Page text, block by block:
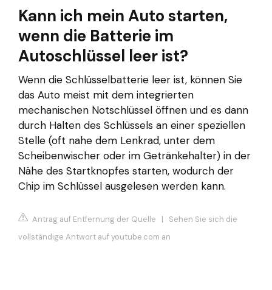
Kann ich mein Auto starten,
wenn die Batterie im
Autoschlüssel leer ist?
Wenn die Schlüsselbatterie leer ist, können Sie
das Auto meist mit dem integrierten
mechanischen Notschlüssel öffnen und es dann
durch Halten des Schlüssels an einer speziellen
Stelle (oft nahe dem Lenkrad, unter dem
Scheibenwischer oder im Getränkehalter) in der
Nähe des Startknopfes starten, wodurch der
Chip im Schlüssel ausgelesen werden kann.
Antrag auf Entfernung der Quelle | Sehen Sie sich die
vollständige Antwort auf youtube.com an